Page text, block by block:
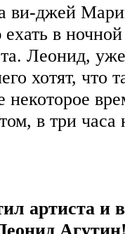
ви-джей
в
Леонид,
хотят, что
некоторое
в три
артиста и